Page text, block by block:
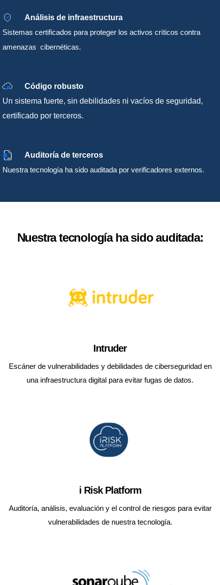
Análisis de infraestructura
Sistemas certificados para proteger los activos críticos contra
amenazas cibernéticas.
Código robusto
Un sistema fuerte, sin debilidades ni vacíos de seguridad,
certificado por terceros.
Auditoría de terceros
Nuestra tecnología ha sido auditada por verificadores externos.
Nuestra tecnología ha sido auditada:
Intruder
Escáner de vulnerabilidades y debilidades de ciberseguridad en
una infraestructura digital para evitar fugas de datos.
i Risk Platform
Auditoría, análisis, evaluación y el control de riesgos para evitar
vulnerabilidades de nuestra tecnología.